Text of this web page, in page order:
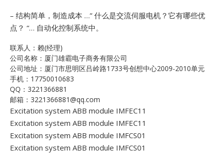
– 结构简单，制造成本 …” 什么是交流伺服电机？它有哪些优
点？ “… 自动化控制系统中。
联系人：赖(经理)
公司名称：厦门雄霸电子商务有限公司
公司地址：厦门市思明区吕岭路1733号创想中心2009-2010单元
手机：17750010683
QQ：3221366881
邮箱：3221366881@qq.com
Excitation system ABB module IMFEC11
Excitation system ABB module IMFEC11
Excitation system ABB module IMFCS01
Excitation system ABB module IMFCS01